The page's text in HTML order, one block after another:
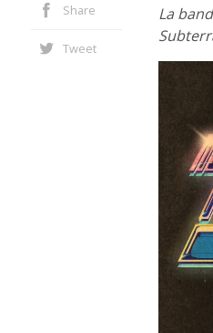
Share
Tweet
La